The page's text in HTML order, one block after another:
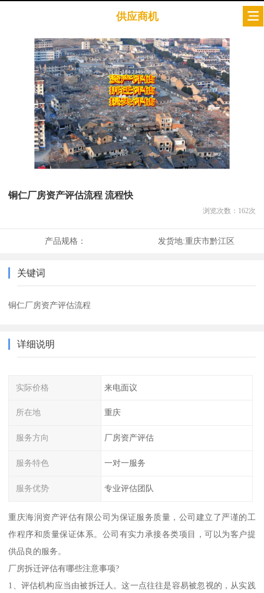
供应商机
铜仁厂房资产评估流程 流程快
浏览次数： 162次
产品规格： 发货地:重庆市黔江区
关键词
铜仁厂房资产评估流程
详细说明
实际价格 来电面议
所在地 重庆
服务方向 厂房资产评估
服务特色 一对一服务
服务优势 专业评估团队
重庆海润资产评估有限公司为保证服务质量，公司建立了严谨的工
作程序和质量保证体系。公司有实力承接各类项目，可以为客户提
供品良的服务。
厂房拆迁评估有哪些注意事项?
1、评估机构应当由被拆迁人。这一点往往是容易被忽视的，从实践